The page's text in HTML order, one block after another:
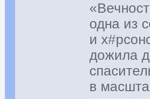
одна из
и
дожила
в